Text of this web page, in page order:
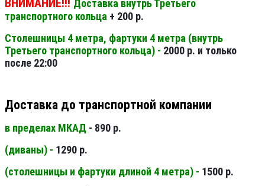
Доставка внутрь Третьего
транспортного кольца + 200 р.
Столешницы 4 метра, фартуки 4 метра (внутрь
Третьего транспортного кольца) - 2000 р. и только
после 22:00
Доставка до транспортной компании
в пределах МКАД - 890 р.
(диваны) - 1290 р.
(столешницы и фартуки длиной 4 метра) - 1500 р.